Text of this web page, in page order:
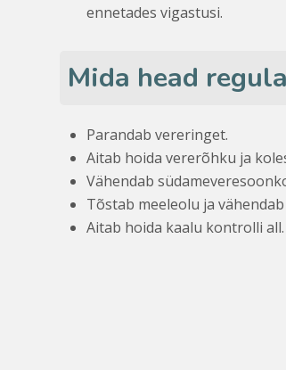
ennetades vigastusi.
Mida head
Parandab vereringet.
Aitab hoida vererõhku ja
Vähendab
Tõstab meeleolu ja
Aitab hoida kaalu kontrolli all.